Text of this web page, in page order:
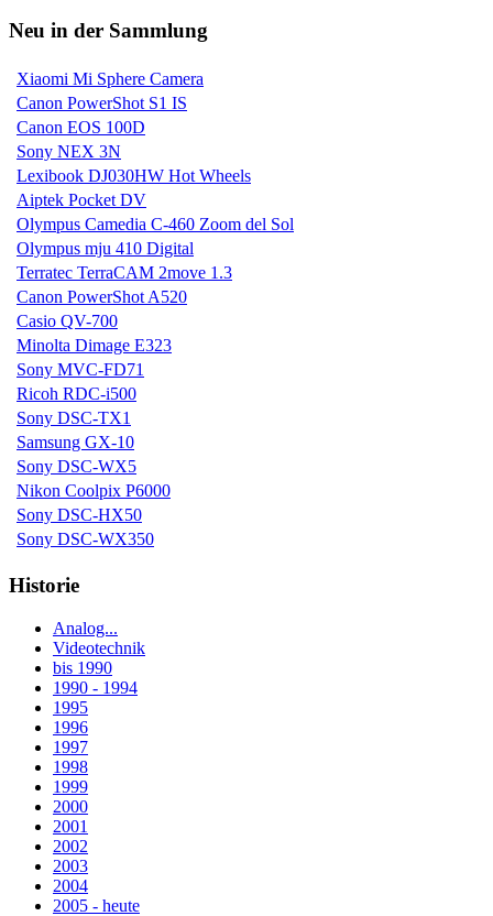
Neu in der Sammlung
Xiaomi Mi Sphere Camera
Canon PowerShot S1 IS
Canon EOS 100D
Sony NEX 3N
Lexibook DJ030HW Hot Wheels
Aiptek Pocket DV
Olympus Camedia C-460 Zoom del Sol
Olympus mju 410 Digital
Terratec TerraCAM 2move 1.3
Canon PowerShot A520
Casio QV-700
Minolta Dimage E323
Sony MVC-FD71
Ricoh RDC-i500
Sony DSC-TX1
Samsung GX-10
Sony DSC-WX5
Nikon Coolpix P6000
Sony DSC-HX50
Sony DSC-WX350
Historie
Analog...
Videotechnik
bis 1990
1990 - 1994
1995
1996
1997
1998
1999
2000
2001
2002
2003
2004
2005 - heute